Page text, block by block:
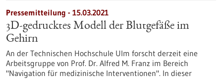
Pressemitteilung - 15.03.2021
3D-gedrucktes Modell der Blutgefäße im
Gehirn
An der Technischen Hochschule Ulm forscht derzeit eine
Arbeitsgruppe von Prof. Dr. Alfred M. Franz im Bereich
"Navigation für medizinische Interventionen". In dieser